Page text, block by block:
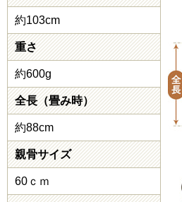
約103cm
重さ
約600g
全長（畳み時）
約88cm
親骨サイズ
60ｃｍ